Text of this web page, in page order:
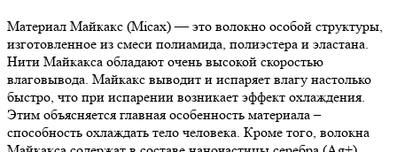
Материал Майкакс (Micax) — это волокно особой структуры,
изготовленное из смеси полиамида, полиэстера и эластана.
Нити Майкакса обладают очень высокой скоростью
влаговывода. Майкакс выводит и испаряет влагу настолько
быстро, что при испарении возникает эффект охлаждения.
Этим объясняется главная особенность материала –
способность охлаждать тело человека. Кроме того, волокна